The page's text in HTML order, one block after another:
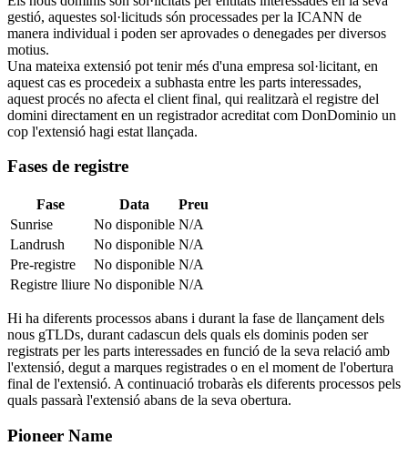
gestió, aquestes sol·licituds són processades per la ICANN de
manera individual i poden ser aprovades o denegades per diversos
motius.
Una mateixa extensió pot tenir més d'una empresa sol·licitant, en
aquest cas es procedeix a subhasta entre les parts interessades,
aquest procés no afecta el client final, qui realitzarà el registre del
domini directament en un registrador acreditat com DonDominio un
cop l'extensió hagi estat llançada.
Fases de registre
Fase Data
Preu
Sunrise
No disponible N/A
Landrush
No disponible N/A
Pre-registre
No disponible N/A
Registre lliure No disponible N/A
Hi ha diferents processos abans i durant la fase de llançament dels
nous gTLDs, durant cadascun dels quals els dominis poden ser
registrats per les parts interessades en funció de la seva relació amb
l'extensió, degut a marques registrades o en el moment de l'obertura
final de l'extensió. A continuació trobaràs els diferents processos pels
quals passarà l'extensió abans de la seva obertura.
Pioneer Name